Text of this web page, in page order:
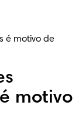
é motivo de
motivo